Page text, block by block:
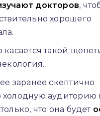
докторов,
хорошего
касается такой
заранее скептично
холодную аудиторию
что она будет